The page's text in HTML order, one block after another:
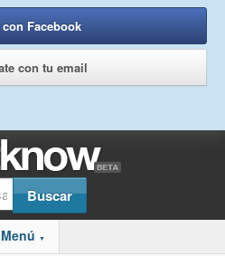
Facebook
con tu email
Menú ▼